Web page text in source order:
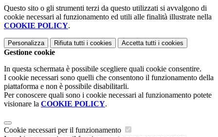
Questo sito o gli strumenti terzi da questo utilizzati si avvalgono di
cookie necessari al funzionamento ed utili alle finalità illustrate nella
COOKIE POLICY.
Personalizza Rifiuta tutti i cookies Accetta tutti i cookies
Gestione cookie
In questa schermata è possibile scegliere quali cookie consentire.
I cookie necessari sono quelli che consentono il funzionamento della
piattaforma e non è possibile disabilitarli.
Per conoscere quali sono i cookie necessari al funzionamento potete
visionare la COOKIE POLICY.
Cookie necessari per il funzionamento